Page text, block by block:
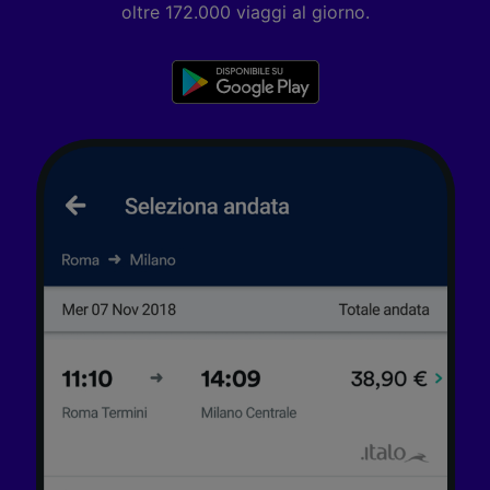
oltre 172.000 viaggi al giorno.
pubblico, sviluppo di servizi.
Elenco dei partner (fornitori)